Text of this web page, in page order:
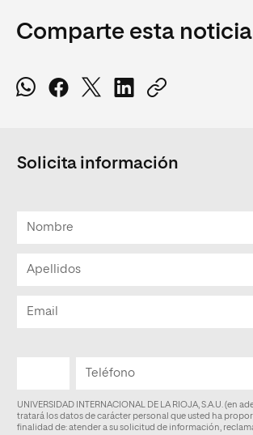
Comparte esta noticia
Solicita información